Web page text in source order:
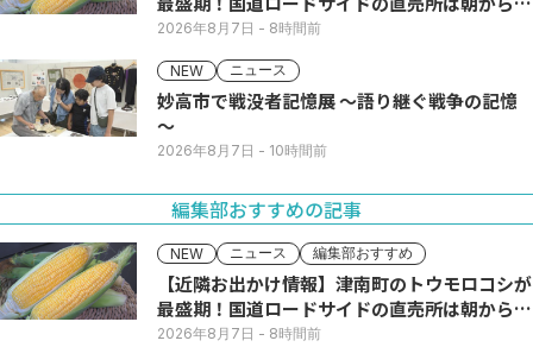
い列
2026年8月7日 - 8時間前
NEW ニュース
妙高市で戦没者記憶展 ～語り継ぐ戦争の記憶
～
2026年8月7日 - 10時間前
編集部おすすめの記事
NEW ニュース 編集部おすすめ
【近隣お出かけ情報】津南町のトウモロコシが
最盛期！国道ロードサイドの直売所は朝から長
い列
2026年8月7日 - 8時間前